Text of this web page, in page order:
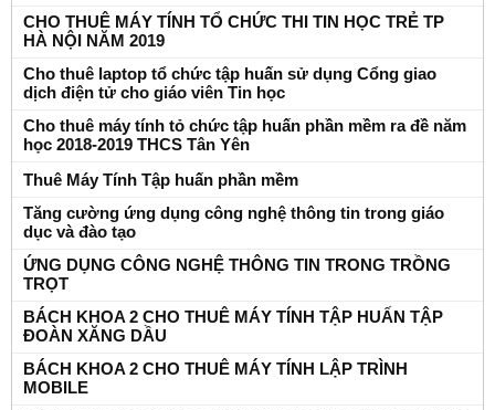
CHO THUÊ MÁY TÍNH TỔ CHỨC THI TIN HỌC TRẺ TP
HÀ NỘI NĂM 2019
Cho thuê laptop tổ chức tập huấn sử dụng Cổng giao
dịch điện tử cho giáo viên Tin học
Cho thuê máy tính tỏ chức tập huấn phần mềm ra đề năm
học 2018-2019 THCS Tân Yên
Thuê Máy Tính Tập huấn phần mềm
Tăng cường ứng dụng công nghệ thông tin trong giáo
dục và đào tạo
ỨNG DỤNG CÔNG NGHỆ THÔNG TIN TRONG TRỒNG
TRỌT
BÁCH KHOA 2 CHO THUÊ MÁY TÍNH TẬP HUẤN TẬP
ĐOÀN XĂNG DẦU
BÁCH KHOA 2 CHO THUÊ MÁY TÍNH LẬP TRÌNH
MOBILE